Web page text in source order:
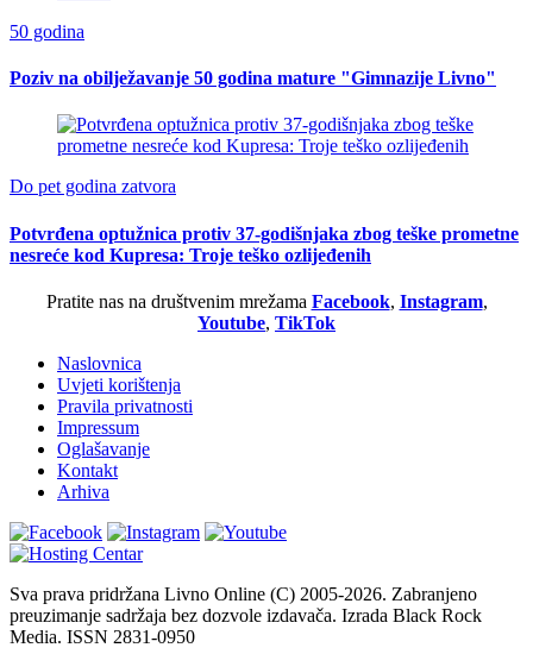
50 godina
Poziv na obilježavanje 50 godina mature "Gimnazije Livno"
Do pet godina zatvora
Potvrđena optužnica protiv 37-godišnjaka zbog teške prometne
nesreće kod Kupresa: Troje teško ozlijeđenih
Pratite nas na društvenim mrežama Facebook, Instagram,
Youtube, TikTok
Naslovnica
Uvjeti korištenja
Pravila privatnosti
Impressum
Oglašavanje
Kontakt
Arhiva
Sva prava pridržana Livno Online (C) 2005-2026. Zabranjeno
preuzimanje sadržaja bez dozvole izdavača. Izrada Black Rock
Media. ISSN 2831-0950